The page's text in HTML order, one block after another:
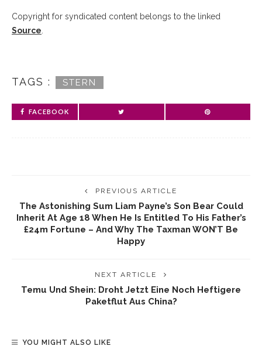
Copyright for syndicated content belongs to the linked
Source
TAGS : STERN
FACEBOOK
PREVIOUS ARTICLE
The Astonishing Sum Liam Payne’s Son Bear Could
Inherit At Age 18 When He Is Entitled To His Father’s
£24m Fortune – And Why The Taxman WON’T Be
Happy
NEXT ARTICLE
Temu Und Shein: Droht Jetzt Eine Noch Heftigere
Paketflut Aus China?
YOU MIGHT ALSO LIKE